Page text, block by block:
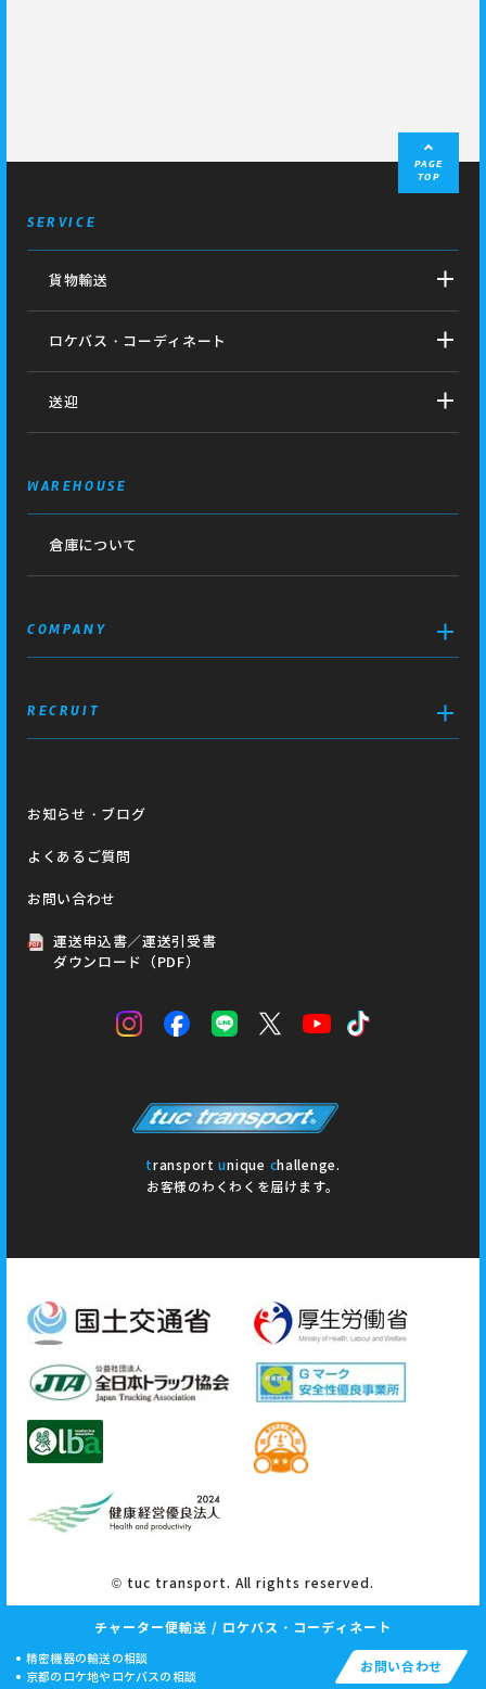
PAGE
TOP
SERVICE
貨物輸送
ロケバス・コーディネート
送迎
WAREHOUSE
倉庫について
COMPANY
RECRUIT
お知らせ・ブログ
よくあるご質問
お問い合わせ
運送申込書／運送引受書
ダウンロード（PDF）
transportunique challenge.
お客様のわくわくを届けます。
© tuc transport. All rights reserved.
チャーター便輸送 / ロケバス・コーディネート
精密機器の輸送の相談
京都のロケ地やロケバスの相談
お問い合わせ